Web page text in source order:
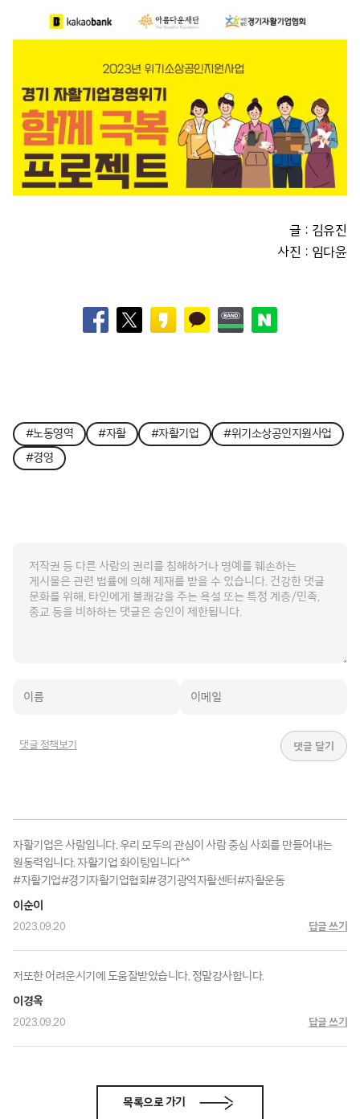
글 : 김유진
사진 : 임다윤
#노동영역 #자활 #자활기업
#위기소상공인지원사업
#경영
자활기업은 사람입니다. 우리 모두의 관심이 사람 중심 사회를 만들어내는
원동력입니다. 자활기업 화이팅입니다^^
#자활기업#경기자활기업협회#경기광역자활센터#자활운동
이순이
2023.09.20 답글 쓰기
저또한 어려운시기에 도움잘받았습니다. 정말감사합니다.
이경옥
2023.09.20 답글 쓰기
댓글 정책보기
목록으로 가기